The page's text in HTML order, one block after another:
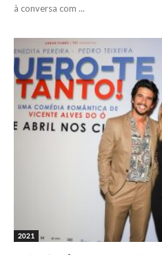
à conversa com ...
2021